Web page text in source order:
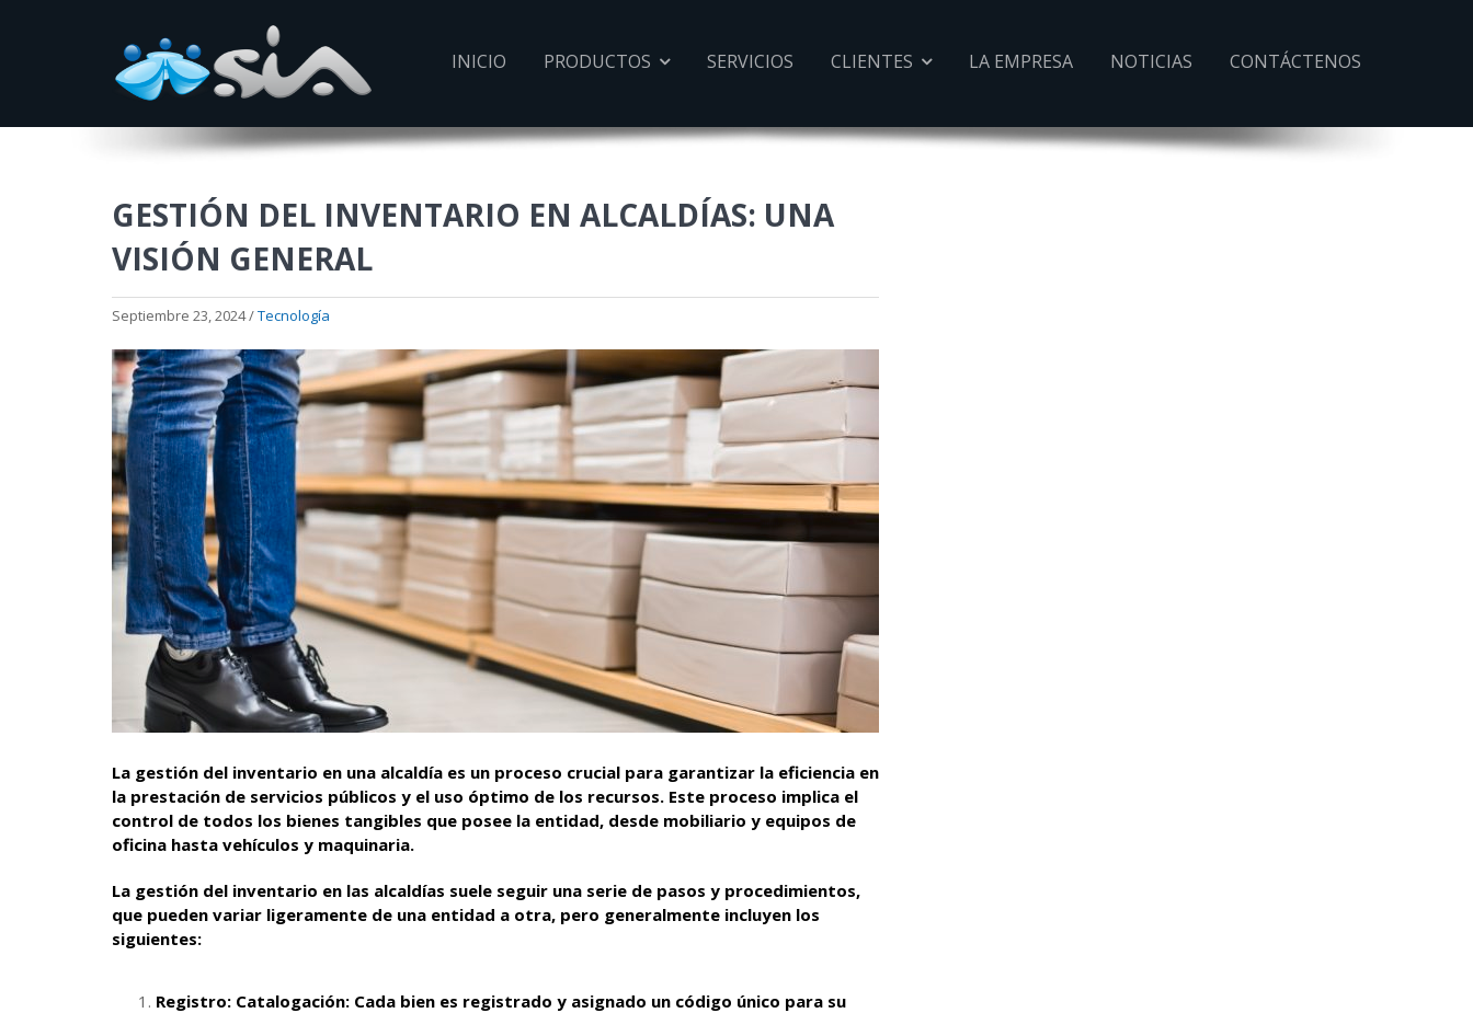
INICIO PRODUCTOS  SERVICIOS CLIENTES  LA EMPRESA NOTICIAS CONTÁCTENOS
GESTIÓN DEL INVENTARIO EN ALCALDÍAS: UNA
VISIÓN GENERAL
Septiembre 23, 2024 /Tecnología
La gestión del inventario en una alcaldía es un proceso crucial para garantizar la eficiencia en
la prestación de servicios públicos y el uso óptimo de los recursos. Este proceso implica el
control de todos los bienes tangibles que posee la entidad, desde mobiliario y equipos de
oficina hasta vehículos y maquinaria.
La gestión del inventario en las alcaldías suele seguir una serie de pasos y procedimientos,
que pueden variar ligeramente de una entidad a otra, pero generalmente incluyen los
siguientes:
Registro: Catalogación: Cada bien es registrado y asignado un código único para su